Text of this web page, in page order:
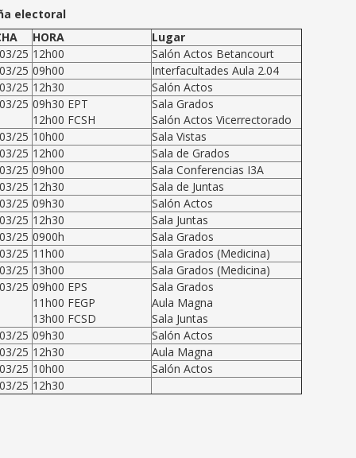
electoral
HORA
Lugar
25 12h00
Salón Actos Betancourt
25 09h00
Interfacultades Aula 2.04
25 12h30
Salón Actos
25 09h30 EPT
12h00 FCSH
Sala Grados
Salón Actos Vicerrectorado
25 10h00
Sala Vistas
25 12h00
Sala de Grados
25 09h00
Sala Conferencias I3A
25 12h30
Sala de Juntas
25 09h30
Salón Actos
25 12h30
Sala Juntas
25 0900h
Sala Grados
25 11h00
Sala Grados (Medicina)
25 13h00
Sala Grados (Medicina)
25 09h00 EPS
11h00 FEGP
13h00 FCSD
Sala Grados
Aula Magna
Sala Juntas
25 09h30
Salón Actos
25 12h30
Aula Magna
25 10h00
Salón Actos
25 12h30